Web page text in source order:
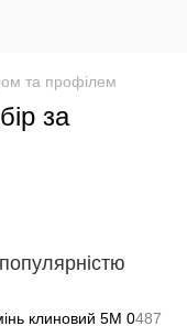
та профілем
за